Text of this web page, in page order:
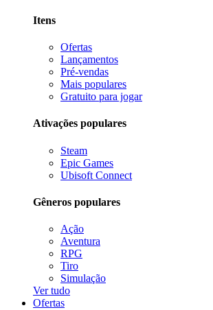
Itens
Ofertas
Lançamentos
Pré-vendas
Mais populares
Gratuito para jogar
Ativações populares
Steam
Epic Games
Ubisoft Connect
Gêneros populares
Ação
Aventura
RPG
Tiro
Simulação
Ver tudo
Ofertas